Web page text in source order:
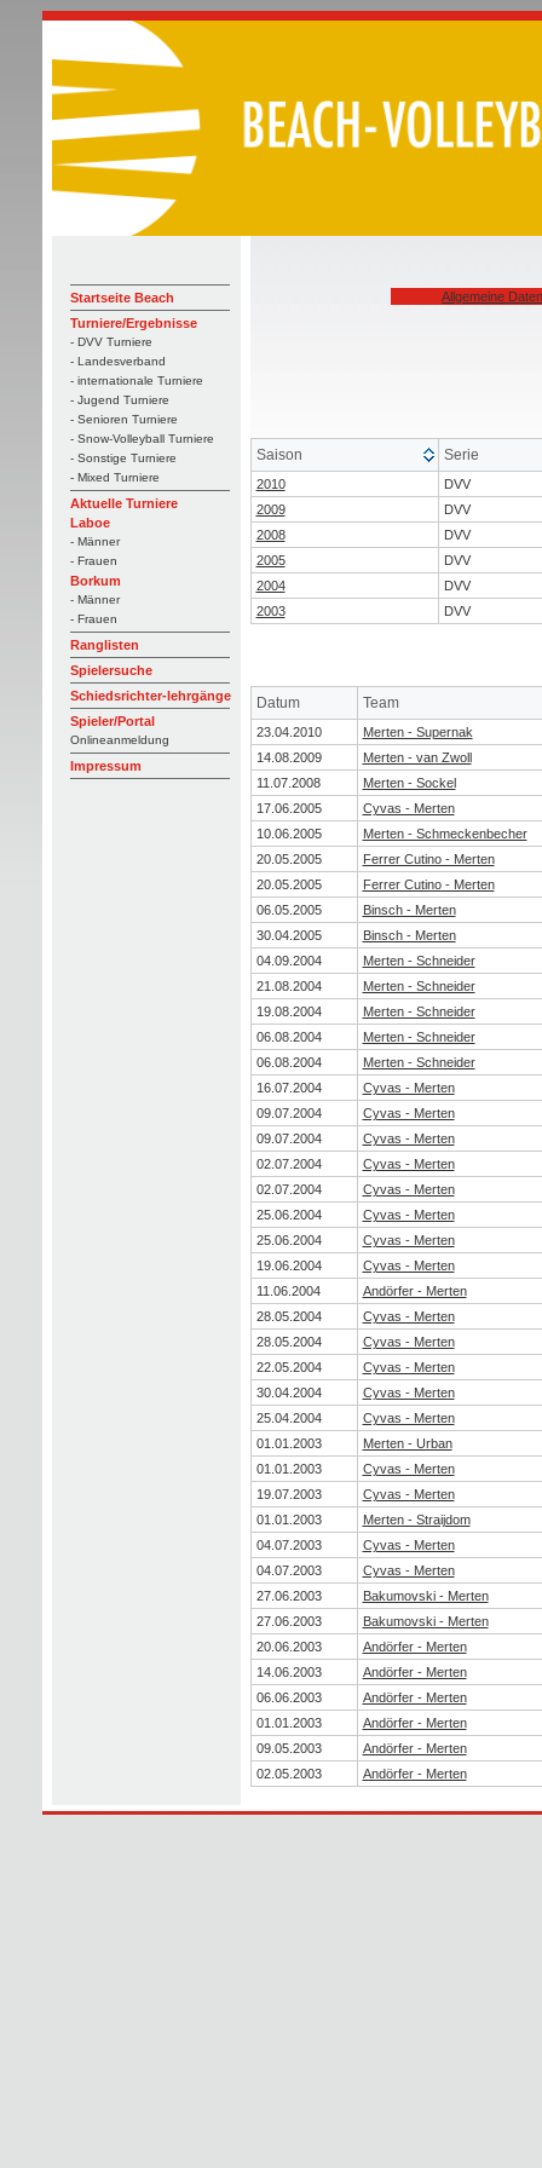
Startseite Beach
Turniere/Ergebnisse
- DVV Turniere
- Landesverband
- internationale Turniere
- Jugend Turniere
- Senioren Turniere
- Snow-Volleyball Turniere
- Sonstige Turniere
- Mixed Turniere
Aktuelle Turniere
Laboe
- Männer
- Frauen
Borkum
- Männer
- Frauen
Ranglisten
Spielersuche
Schiedsrichter-lehrgänge
Spieler/Portal
Onlineanmeldung
Impressum
Allgemeine
Saison Serie
2010
DVV
2009
DVV
2008
DVV
2005
DVV
2004
DVV
2003
DVV
Datum Team
23.04.2010
Merten - Supernak
14.08.2009
Merten - van Zwoll
11.07.2008
Merten - Sockel
17.06.2005
Cyvas - Merten
10.06.2005
Merten - Schmeckenbecher
20.05.2005
Ferrer Cutino - Merten
20.05.2005
Ferrer Cutino - Merten
06.05.2005
Binsch - Merten
30.04.2005
Binsch - Merten
04.09.2004
Merten - Schneider
21.08.2004
Merten - Schneider
19.08.2004
Merten - Schneider
06.08.2004
Merten - Schneider
06.08.2004
Merten - Schneider
16.07.2004
Cyvas - Merten
09.07.2004
Cyvas - Merten
09.07.2004
Cyvas - Merten
02.07.2004
Cyvas - Merten
02.07.2004
Cyvas - Merten
25.06.2004
Cyvas - Merten
25.06.2004
Cyvas - Merten
19.06.2004
Cyvas - Merten
11.06.2004
Andörfer - Merten
28.05.2004
Cyvas - Merten
28.05.2004
Cyvas - Merten
22.05.2004
Cyvas - Merten
30.04.2004
Cyvas - Merten
25.04.2004
Cyvas - Merten
01.01.2003
Merten - Urban
01.01.2003
Cyvas - Merten
19.07.2003
Cyvas - Merten
01.01.2003
Merten - Straijdom
04.07.2003
Cyvas - Merten
04.07.2003
Cyvas - Merten
27.06.2003
Bakumovski - Merten
27.06.2003
Bakumovski - Merten
20.06.2003
Andörfer - Merten
14.06.2003
Andörfer - Merten
06.06.2003
Andörfer - Merten
01.01.2003
Andörfer - Merten
09.05.2003
Andörfer - Merten
02.05.2003
Andörfer - Merten